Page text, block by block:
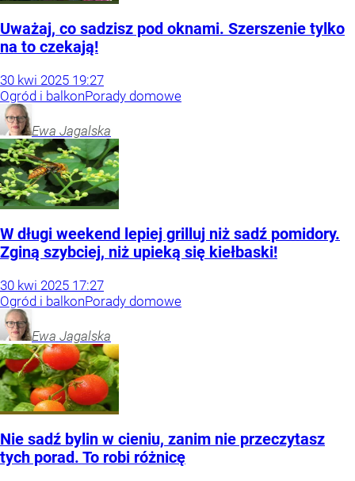
Uważaj, co sadzisz pod oknami. Szerszenie tylko
na to czekają!
30 kwi 2025 19:27
Ogród i balkonPorady domowe
Ewa Jagalska
W długi weekend lepiej grilluj niż sadź pomidory.
Zginą szybciej, niż upieką się kiełbaski!
30 kwi 2025 17:27
Ogród i balkonPorady domowe
Ewa Jagalska
Nie sadź bylin w cieniu, zanim nie przeczytasz
tych porad. To robi różnicę